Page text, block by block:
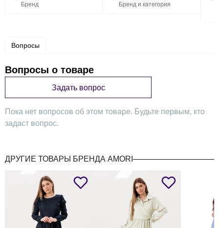
Бренд Бренд и категория
Вопросы
Вопросы о товаре
Задать вопрос
Пока нет вопросов об этом товаре. Будьте первым, кто
задаст вопрос.
ДРУГИЕ ТОВАРЫ БРЕНДА AMORI